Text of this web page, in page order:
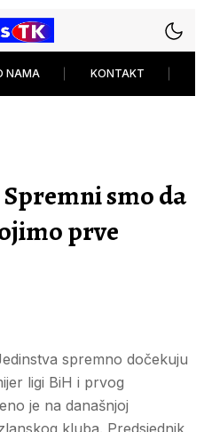
NAMA KONTAKT
smo da
prve
spremno dočekuju
ligi BiH i prvog
je na današnjoj
kluba. Predsjednik